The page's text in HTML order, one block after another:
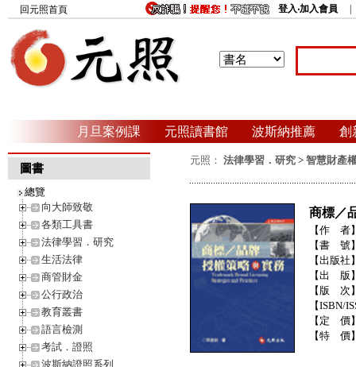
回元照首頁 登入‧加入會員
月旦案例課 元照讀書館 波斯納推薦 創
圖書
總覽
向大師致敬
各類工具書
法律學習．研究
生活法律
商管財金
公行政治
教育叢書
語言檢測
考試．證照
波斯納證照系列
元照： 法律學習．研究 > 智慧財產
商標／
【作 者
【書 號
【出版社
【出 版
【版 次
【ISBN/
【定 價
【特 價